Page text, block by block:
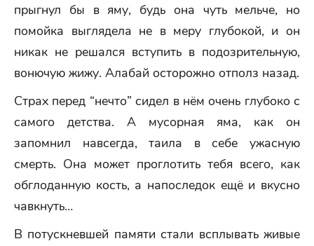
прыгнул бы в яму, будь она чуть мельче, но
помойка выглядела не в меру глубокой, и он
никак не решался вступить в подозрительную,
вонючую жижу. Алабай осторожно отполз назад.
Страх перед “нечто” сидел в нём очень глубоко с
самого детства. А мусорная яма, как он
запомнил навсегда, таила в себе ужасную
смерть. Она может проглотить тебя всего, как
обглоданную кость, а напоследок ещё и вкусно
чавкнуть…
В потускневшей памяти стали всплывать живые